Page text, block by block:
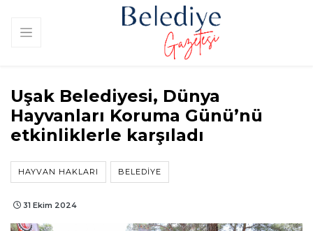
Uşak Belediyesi, Dünya
Hayvanları Koruma Günü’nü
etkinliklerle karşıladı
HAYVAN HAKLARI BELEDIYE
31 Ekim 2024